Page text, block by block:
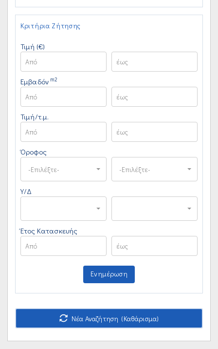
Κριτήρια Ζήτησης
Τιμή (€)
Εμβαδόν m2
Τιμή/τ.μ.
Όροφος
-Επιλέξτε- -Επιλέξτε-
Υ/Δ
Έτος Κατασκευής
Ενημέρωση
Νέα Αναζήτηση (Καθάρισμα)